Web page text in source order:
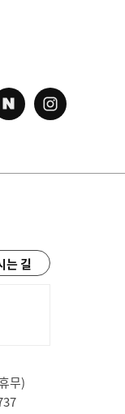
는 길
무)